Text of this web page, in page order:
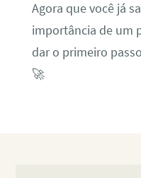
Agora que você já
importância de um
dar o primeiro
🚀